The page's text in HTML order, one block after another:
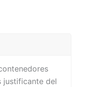
justificante del